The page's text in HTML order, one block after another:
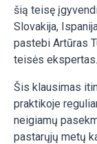
šią teisę
Slovakija,
pastebi Artūras
teisės ekspertas.
Šis klausimas
praktikoje
neigiamų
pastarųjų metų